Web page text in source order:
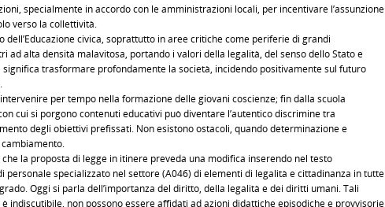
specialmente in accordo con le amministrazioni locali, per incentivare l’assunzione
verso la collettività.
dell’Educazione civica, soprattutto in aree critiche come periferie di grandi
ad alta densità malavitosa, portando i valori della legalità, del senso dello Stato e
significa trasformare profondamente la società, incidendo positivamente sul futuro
per tempo nella formazione delle giovani coscienze; fin dalla scuola
cui si porgono contenuti educativi può diventare l’autentico discrimine tra
degli obiettivi prefissati. Non esistono ostacoli, quando determinazione e
la proposta di legge in itinere preveda una modifica inserendo nel testo
personale specializzato nel settore (A046) di elementi di legalità e cittadinanza in tutte
Oggi si parla dell’importanza del diritto, della legalità e dei diritti umani. Tali
indiscutibile, non possono essere affidati ad azioni didattiche episodiche e provvisorie